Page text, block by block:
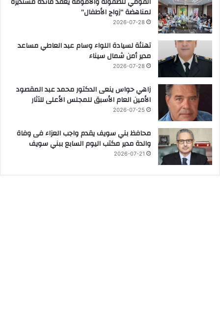
لمناهضة “زواج الأطفال”
2026-07-28
تهنئة لسيادة اللواء وسام عبد العاطي مساعد
مدير أمن شمال سيناء
2026-07-28
زاهي حواس ينعى الدكتور محمد عبد المقصود
الأمين العام الأسبق للمجلس الأعلى للآثار
2026-07-25
محافظ بني سويف يقدم واجب العزاء فى وفاة
والدة مدير مكتب اليوم السابع ببني سويف
2026-07-21